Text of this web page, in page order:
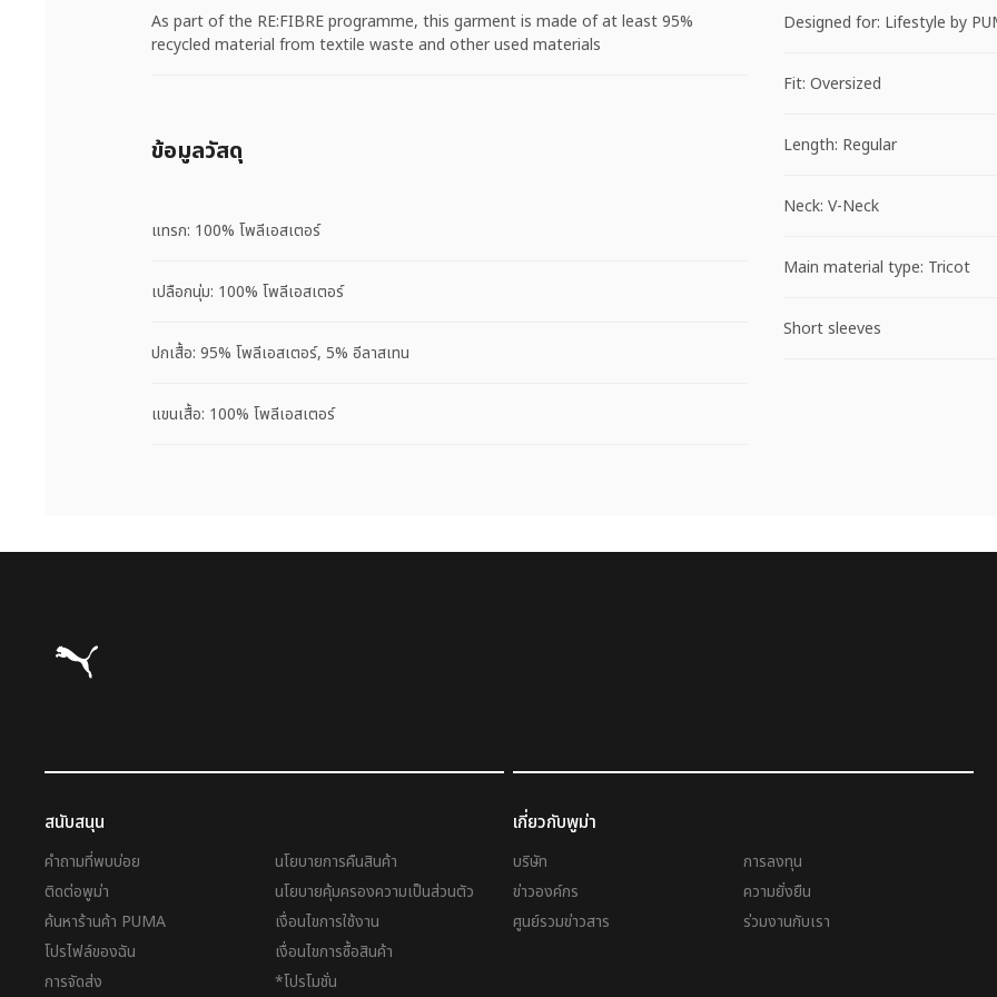
As part of the RE:FIBRE programme, this garment is made of at least 95%
recycled material from textile waste and other used materials
Designed for: Lifestyle by
Fit: Oversized
Length: Regular
Neck: V-Neck
Main material type: Tricot
Short sleeves
ข้อมูลวัสดุ
แทรก: 100% โพลีเอสเตอร์
เปลือกนุ่ม: 100% โพลีเอสเตอร์
ปกเสื้อ: 95% โพลีเอสเตอร์, 5% อีลาสเทน
แขนเสื้อ: 100% โพลีเอสเตอร์
Puma โฮม
สนับสนุน
คำถามที่พบบ่อย
ติดต่อพูม่า
ค้นหาร้านค้า PUMA
โปรไฟล์ของฉัน
การจัดส่ง
นโยบายการคืนสินค้า
นโยบายคุ้มครองความเป็นส่วนตัว
เงื่อนไขการใช้งาน
เงื่อนไขการซื้อสินค้า
*โปรโมชั่น
เกี่ยวกับพูม่า
บริษัท
ข่าวองค์กร
ศูนย์รวมข่าวสาร
การลงทุน
ความยั่งยืน
ร่วมงานกับเรา